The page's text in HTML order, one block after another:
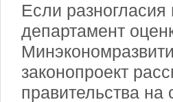
Если разногласия
департамент
законопроект
правительства